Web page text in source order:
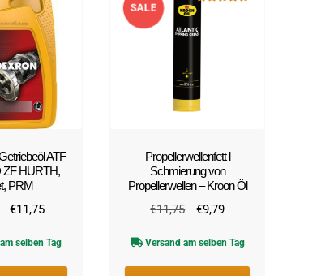
ATF
ZF HURTH,
PRM
Ursprünglicher
war:
€13,72
€11,75Aktueller
ist:
€11,75.
selben Tag
Propellerwellenfett l
Schmierung von
Propellerwellen – Kroon Öl
SALE
€11,75
Ursprünglicher
war:
€11,75
€9,79Aktueller
ist:
€9,79.
Versand am selben Tag